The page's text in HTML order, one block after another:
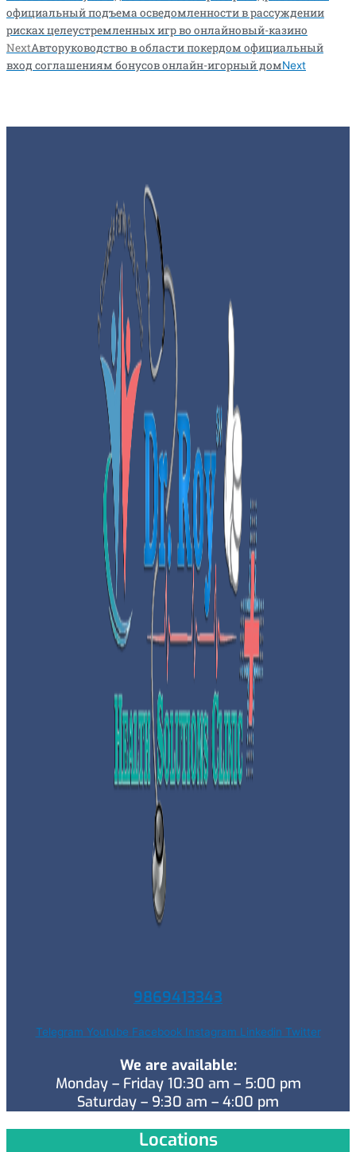
официальный подъема осведомленности в рассуждении
рисках целеустремленных игр во онлайновый-казино
NextАвторуководство в области покердом официальный
вход соглашениям бонусов онлайн-игорный домNext
9869413343
Telegram Youtube Facebook Instagram Linkedin Twitter
We are available:
Monday – Friday 10:30 am – 5:00 pm
Saturday – 9:30 am – 4:00 pm
Locations